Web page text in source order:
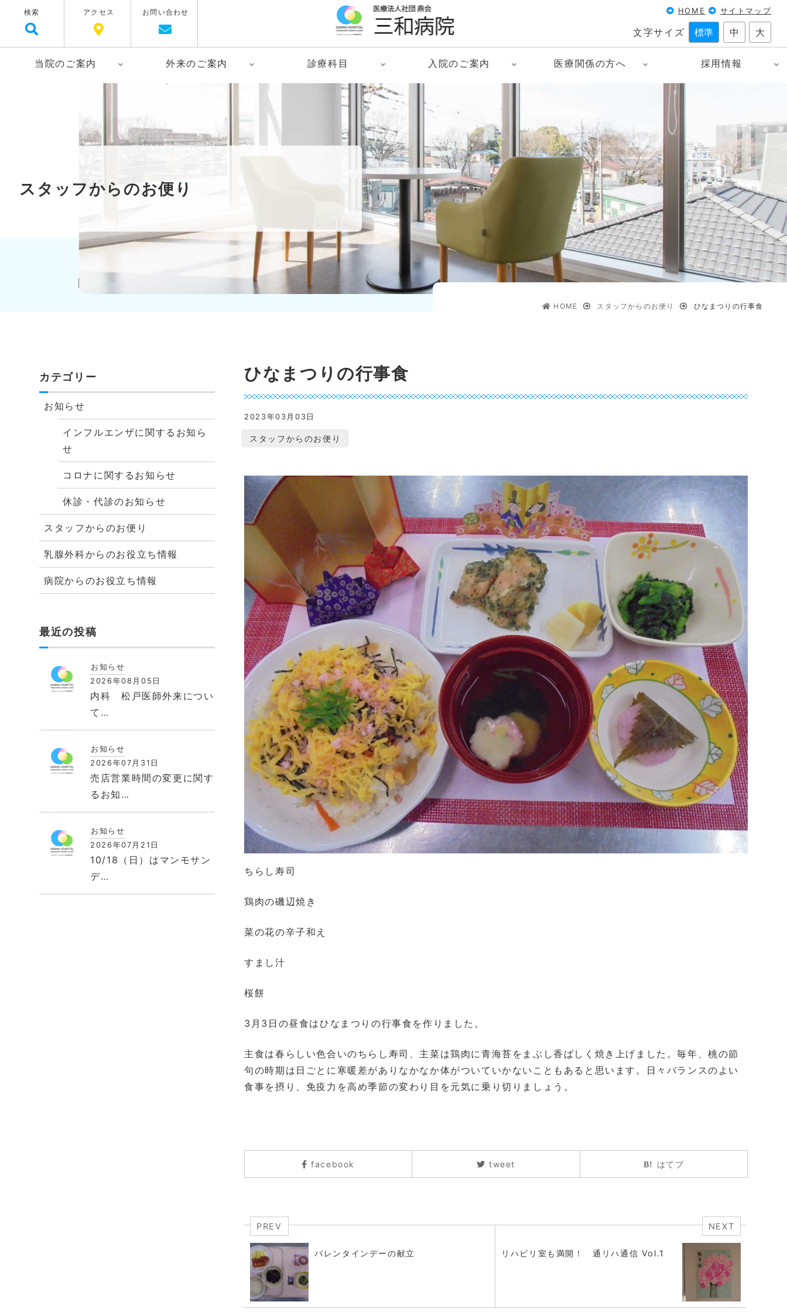
検索 アクセス お問い合わせ HOME サイトマップ
文字サイズ 標準 中 大
当院のご案内 外来のご案内 診療科目 入院のご案内 医療関係の方へ 採用情報
スタッフからのお便り
HOME スタッフからのお便り ひなまつりの行事食
ひなまつりの行事食
2023年03月03日
スタッフからのお便り
ちらし寿司
鶏肉の磯辺焼き
菜の花の辛子和え
すまし汁
桜餅
3月3日の昼食はひなまつりの行事食を作りました。
主食は春らしい色合いのちらし寿司、主菜は鶏肉に青海苔をまぶし香ばしく焼き上げました。毎年、桃の節
句の時期は日ごとに寒暖差がありなかなか体がついていかないこともあると思います。日々バランスのよい
食事を摂り、免疫力を高め季節の変わり目を元気に乗り切りましょう。
facebook tweet はてブ
PREV
バレンタインデーの献立
NEXT
リハビリ室も満開！ 通リハ通信 Vol.1
カテゴリー
お知らせ
インフルエンザに関するお知ら
せ
コロナに関するお知らせ
休診・代診のお知らせ
スタッフからのお便り
乳腺外科からのお役立ち情報
病院からのお役立ち情報
最近の投稿
お知らせ
2026年08月05日
内科 松戸医師外来につい
て…
お知らせ
2026年07月31日
売店営業時間の変更に関す
るお知…
お知らせ
2026年07月21日
10/18（日）はマンモサン
デ…